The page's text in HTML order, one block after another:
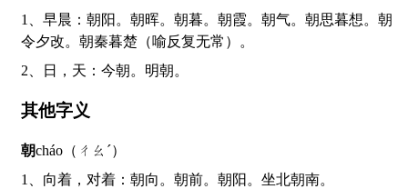
1、早晨：朝阳。朝晖。朝暮。朝霞。朝气。朝思暮想。朝
令夕改。朝秦暮楚（喻反复无常）。
2、日，天：今朝。明朝。
其他字义
朝cháo（ㄔㄠˊ）
1、向着，对着：朝向。朝前。朝阳。坐北朝南。